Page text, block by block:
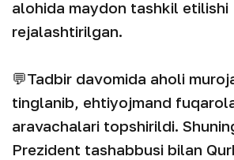
alohida maydon tashkil etilishi
rejalashtirilgan.
💬Tadbir davomida aholi
tinglanib, ehtiyojmand
aravachalari topshirildi.
Prezident tashabbusi bilan